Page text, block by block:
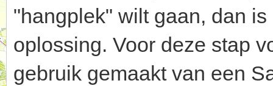
"hangplek" wilt gaan, dan
oplossing. Voor deze stap
gebruik gemaakt van een